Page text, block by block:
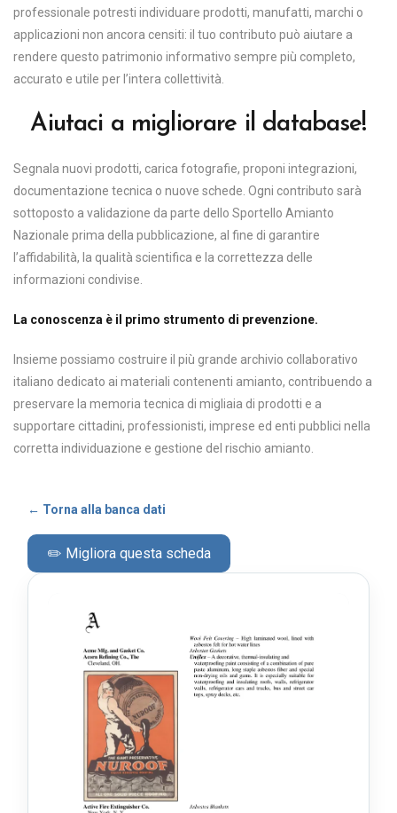
professionale potresti individuare prodotti, manufatti, marchi o
applicazioni non ancora censiti: il tuo contributo può aiutare a
rendere questo patrimonio informativo sempre più completo,
accurato e utile per l’intera collettività.
Aiutaci a migliorare il database!
Segnala nuovi prodotti, carica fotografie, proponi integrazioni,
documentazione tecnica o nuove schede. Ogni contributo sarà
sottoposto a validazione da parte dello Sportello Amianto
Nazionale prima della pubblicazione, al fine di garantire
l’affidabilità, la qualità scientifica e la correttezza delle
informazioni condivise.
La conoscenza è il primo strumento di prevenzione.
Insieme possiamo costruire il più grande archivio collaborativo
italiano dedicato ai materiali contenenti amianto, contribuendo a
preservare la memoria tecnica di migliaia di prodotti e a
supportare cittadini, professionisti, imprese ed enti pubblici nella
corretta individuazione e gestione del rischio amianto.
← Torna alla banca dati
✏️ Migliora questa scheda